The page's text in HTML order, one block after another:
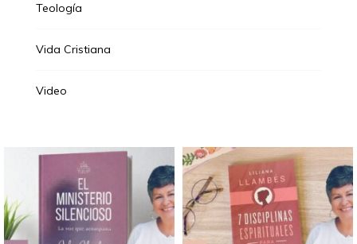
Teología
Vida Cristiana
Video